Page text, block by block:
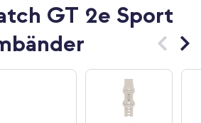
GT 2e Sport